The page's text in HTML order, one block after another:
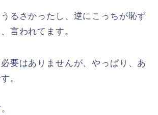
うるさかったし、逆にこっちが恥ず
言われてます。
要はありませんが、やっぱり、あ
。